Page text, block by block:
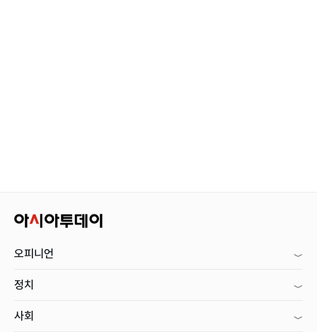
오피니언
정치
사회